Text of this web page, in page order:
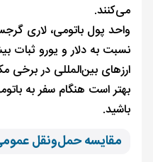
می‌کنند.
واحد پول باتومی، لاری
نسبت به دلار و یورو ثبات
ارزهای بین‌المللی در برخی
بهتر است هنگام سفر به
باشید.
مقایسه حمل‌ونقل عمومی